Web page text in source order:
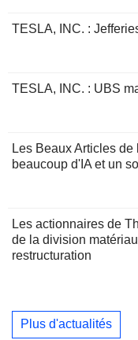
TESLA, INC. :
TESLA, INC. : UBS
Les Beaux Articles
beaucoup d'IA et un
Les actionnaires de
de la division
restructuration
Plus d'actualités